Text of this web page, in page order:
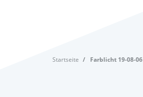
Startseite Farblicht 19-08-06